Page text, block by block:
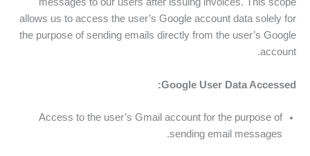
messages to our users after issuing invoices. This scope
allows us to access the user’s Google account data solely for
the purpose of sending emails directly from the user’s Google
account.
Google User Data Accessed:
Access to the user’s Gmail account for the purpose of
sending email messages.